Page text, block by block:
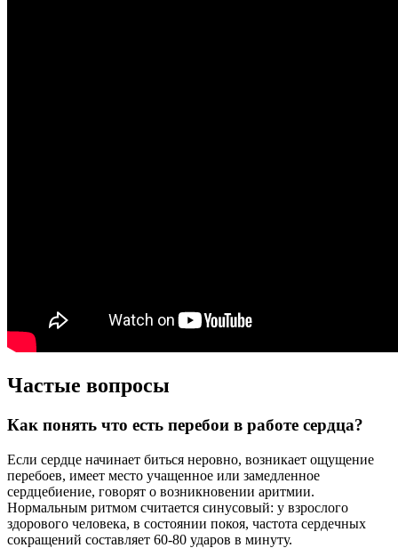
Частые вопросы
Как понять что есть перебои в работе сердца?
Если сердце начинает биться неровно, возникает ощущение
перебоев, имеет место учащенное или замедленное
сердцебиение, говорят о возникновении аритмии.
Нормальным ритмом считается синусовый: у взрослого
здорового человека, в состоянии покоя, частота сердечных
сокращений составляет 60-80 ударов в минуту.